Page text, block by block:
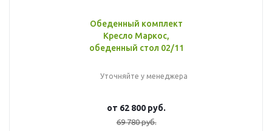
Обеденный комплект
Кресло Маркос,
обеденный стол 02/11
Уточняйте у менеджера
от 62 800 руб.
69 780 руб.